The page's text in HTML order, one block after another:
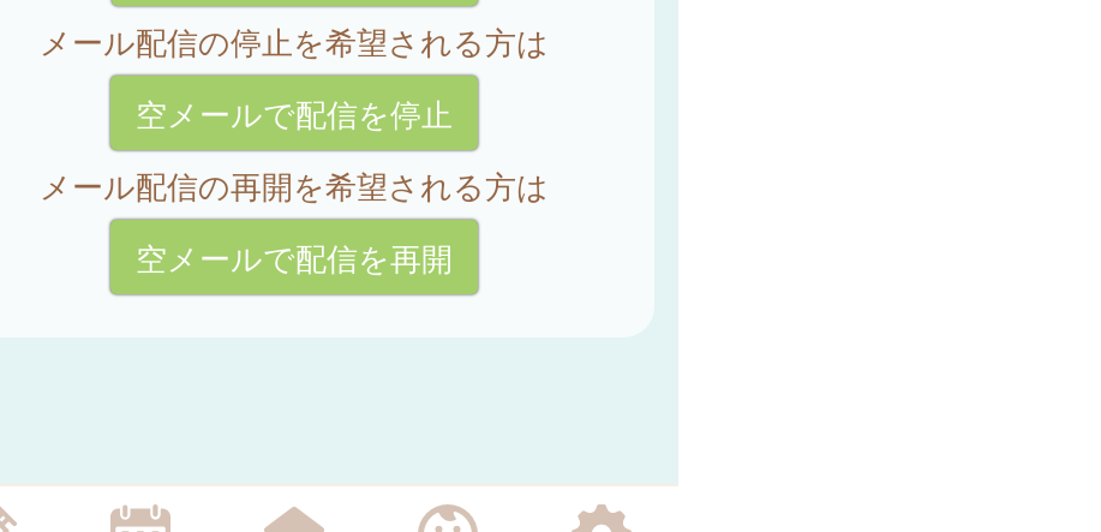
メール配信の停止を希望される方は
空メールで配信を停止
メール配信の再開を希望される方は
空メールで配信を再開